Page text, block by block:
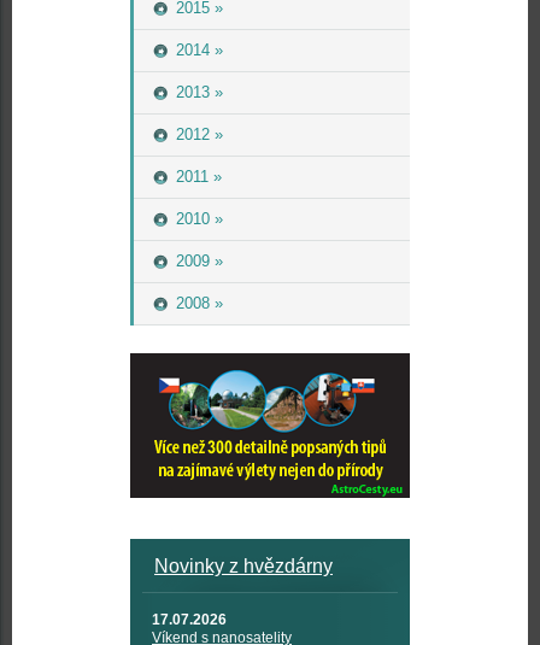
2015 »
2014 »
2013 »
2012 »
2011 »
2010 »
2009 »
2008 »
Novinky z hvězdárny
17.07.2026
Víkend s nanosatelity